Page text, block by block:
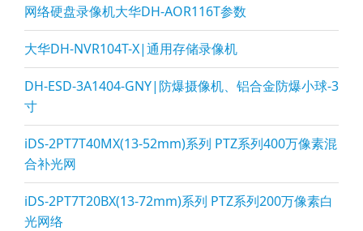
网络硬盘录像机大华DH-AOR116T参数
大华DH-NVR104T-X|通用存储录像机
DH-ESD-3A1404-GNY|防爆摄像机、铝合金防爆小球-3
寸
iDS-2PT7T40MX(13-52mm)系列 PTZ系列400万像素混
合补光网
iDS-2PT7T20BX(13-72mm)系列 PTZ系列200万像素白
光网络